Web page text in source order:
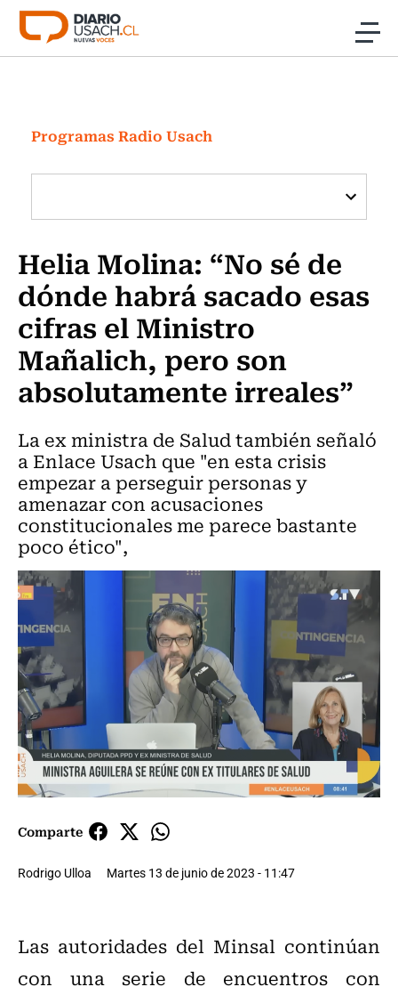
Click acá para ir directamente al contenido
Investigación
Cultura
Programas Radio y TV Usach
Programas Radio Usach
Helia Molina: “No sé de
dónde habrá sacado esas
cifras el Ministro
Mañalich, pero son
absolutamente irreales”
La ex ministra de Salud también señaló
a Enlace Usach que "en esta crisis
empezar a perseguir personas y
amenazar con acusaciones
constitucionales me parece bastante
poco ético",
Comparte
Rodrigo Ulloa Martes 13 de junio de 2023 - 11:47
Las autoridades del Minsal continúan
con una serie de encuentros con